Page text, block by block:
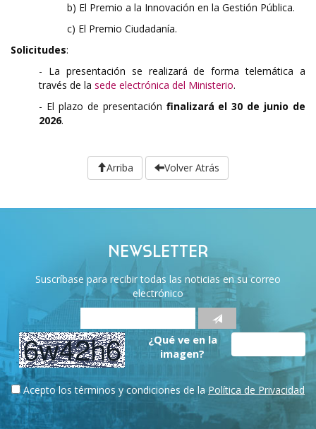
b) El Premio a la Innovación en la Gestión Pública.
c) El Premio Ciudadanía.
Solicitudes:
- La presentación se realizará de forma telemática a
través de la sede electrónica del Ministerio.
- El plazo de presentación finalizará el 30 de junio de
2026.
Arriba Volver Atrás
NEWSLETTER
Suscríbase para recibir todas las noticias en su correo
electrónico
¿Qué ve en la
imagen?
Acepto los términos y condiciones de la Política de Privacidad